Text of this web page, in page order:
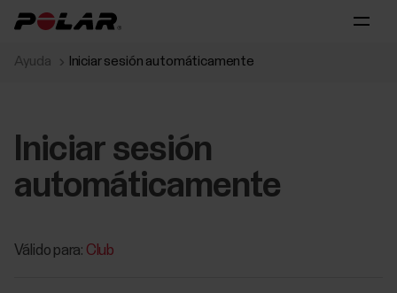
Ayuda Iniciar sesión automáticamente
Iniciar sesión
automáticamente
Válido para: Club